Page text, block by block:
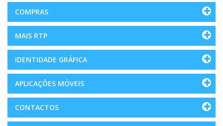
COMPRAS
MAIS RTP
IDENTIDADE GRÁFICA
APLICAÇÕES MÓVEIS
CONTACTOS